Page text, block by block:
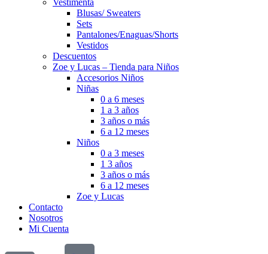
Vestimenta
Blusas/ Sweaters
Sets
Pantalones/Enaguas/Shorts
Vestidos
Descuentos
Zoe y Lucas – Tienda para Niños
Accesorios Niños
Niñas
0 a 6 meses
1 a 3 años
3 años o más
6 a 12 meses
Niños
0 a 3 meses
1 3 años
3 años o más
6 a 12 meses
Zoe y Lucas
Contacto
Nosotros
Mi Cuenta